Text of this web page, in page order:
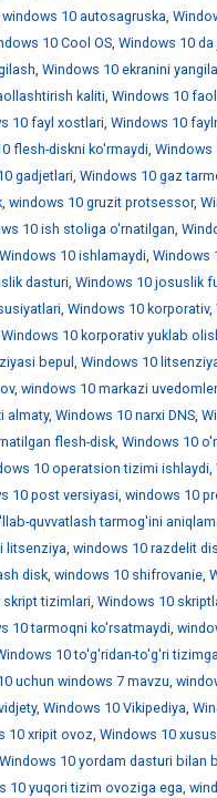
windows 10 autosagruska,
10 Cool OS, Windows 10
, Windows 10 ekranini
kaliti, Windows 10
10 fayl xostlari, Windows 10
flesh-diskni ko'rmaydi, Windows
gadjetlari, Windows 10 gaz
, windows 10 gruzit protsessor,
10 ish stoliga o'rnatilgan,
Windows 10 ishlamaydi, Windows
dasturi, Windows 10 josuslik
, Windows 10 korporativ,
Windows 10 korporativ yuklab
bepul , Windows 10
, windows 10 markazi
almaty, Windows 10 narxi DNS,
flesh-disk, Windows 10
10 operatsion tizimi ishlaydi,
10 post versiyasi, windows 10
quvvatlash tarmog'ini
litsenziya, windows 10 razdelit
disk, windows 10 shifrovanie,
tizimlari, Windows 10
10 tarmoqni ko'rsatmaydi,
10 to'g'ridan-to'g'ri
uchun windows 7 mavzu,
, Windows 10 Vikipediya,
10 xripit ovoz, Windows 10
Windows 10 yordam dasturi bilan
10 yuqori tizim ovoziga ega,